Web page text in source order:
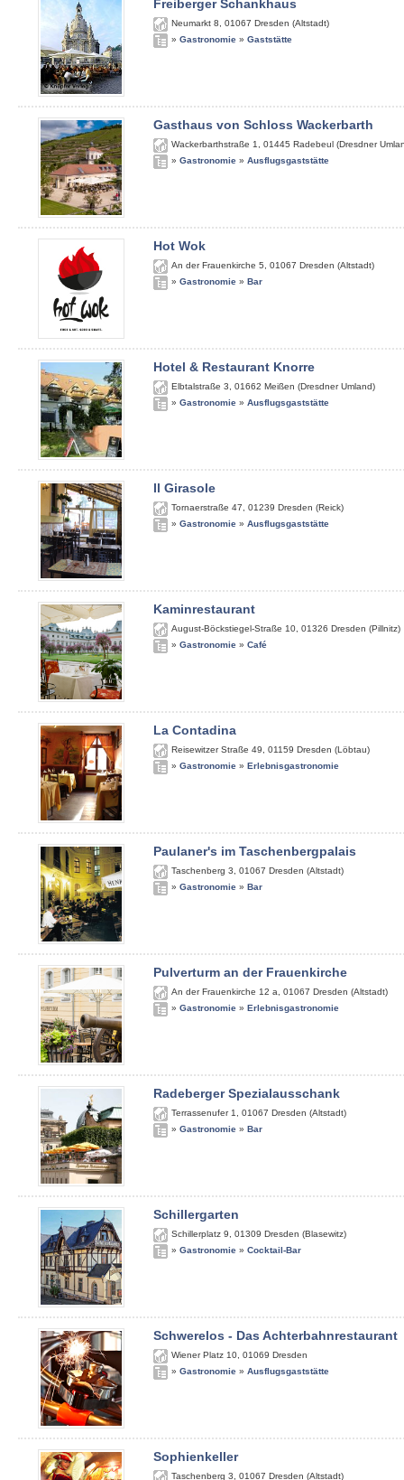
Freiberger Schankhaus
Neumarkt 8 01067 Dresden (Altstadt)
» Gastronomie » Gaststätte
Gasthaus von Schloss Wackerbarth
Wackerbarthstraße 1 01445 Radebeul (Dresdner
» Gastronomie » Ausflugsgaststätte
Hot Wok
An der Frauenkirche 5 01067 Dresden (Altstadt)
» Gastronomie » Bar
Hotel & Restaurant Knorre
Elbtalstraße 3 01662 Meißen (Dresdner Umland)
» Gastronomie » Ausflugsgaststätte
Il Girasole
Tornaerstraße 47 01239 Dresden (Reick)
» Gastronomie » Ausflugsgaststätte
Kaminrestaurant
August-Böckstiegel-Straße 10 01326 Dresden (Pillnitz)
» Gastronomie » Café
La Contadina
Reisewitzer Straße 49 01159 Dresden (Löbtau)
» Gastronomie » Erlebnisgastronomie
Paulaner's im Taschenbergpalais
Taschenberg 3 01067 Dresden (Altstadt)
» Gastronomie » Bar
Pulverturm an der Frauenkirche
An der Frauenkirche 12 a 01067 Dresden (Altstadt)
» Gastronomie » Erlebnisgastronomie
Radeberger Spezialausschank
Terrassenufer 1 01067 Dresden (Altstadt)
» Gastronomie » Bar
Schillergarten
Schillerplatz 9 01309 Dresden (Blasewitz)
» Gastronomie » Cocktail-Bar
Schwerelos - Das Achterbahnrestaurant
Wiener Platz 10 01069 Dresden
» Gastronomie » Ausflugsgaststätte
Sophienkeller
Taschenberg 3 01067 Dresden (Altstadt)